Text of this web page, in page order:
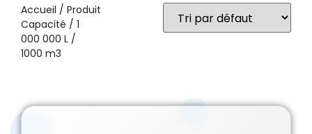
Accueil / Produit
Capacité / 1
000 000 L /
1000 m3